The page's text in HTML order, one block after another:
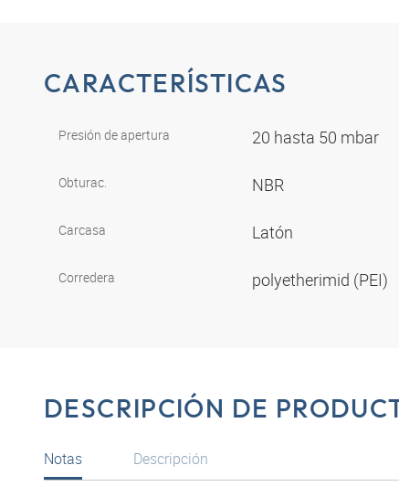
CARACTERÍSTICAS
Presión de apertura 20 hasta 50 mbar
Obturac. NBR
Carcasa Latón
Corredera polyetherimid (PEI)
DESCRIPCIÓN DE
Notas Descripción